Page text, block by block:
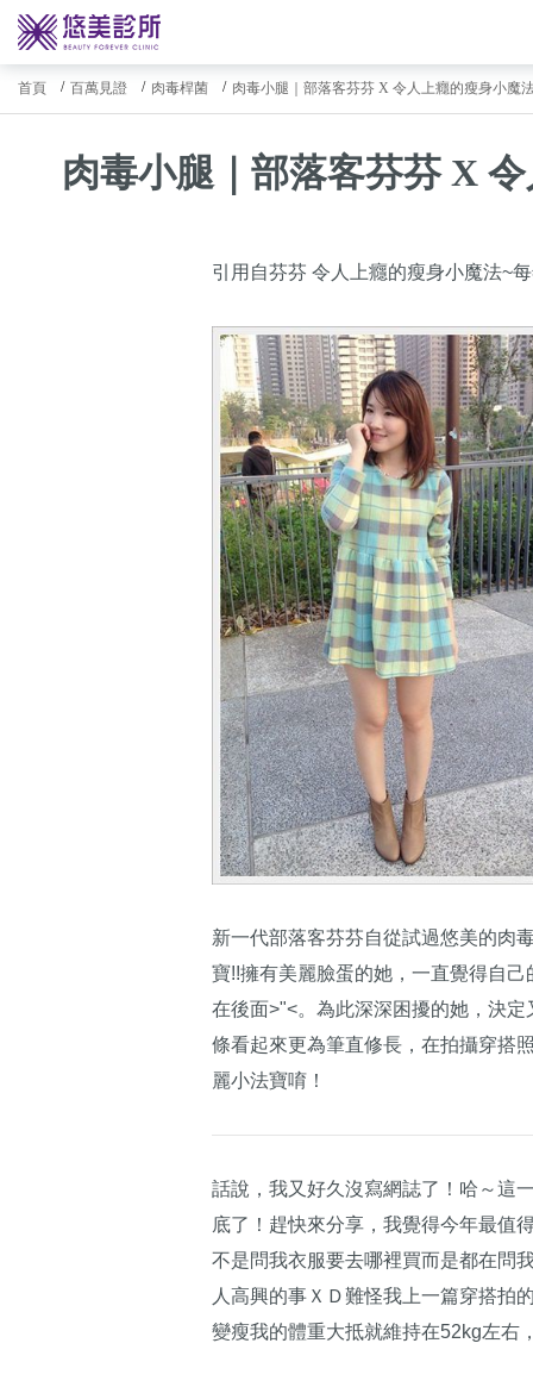
首頁 百萬見證 肉毒桿菌 肉毒小腿｜部落客芬芬 X 令人上癮的瘦身小魔
肉毒小腿｜部落客芬芬 X
引用自芬芬 令人上癮的瘦身小魔法~
新一代部落客芬芬自從試過悠美的肉
寶!!擁有美麗臉蛋的她，一直覺得自
在後面>"<。為此深深困擾的她，決
條看起來更為筆直修長，在拍攝穿搭
麗小法寶唷！
話說，我又好久沒寫網誌了！哈～這
底了！趕快來分享，我覺得今年最值
不是問我衣服要去哪裡買而是都在問
人高興的事ＸＤ難怪我上一篇穿搭拍
變瘦我的體重大抵就維持在52kg左右